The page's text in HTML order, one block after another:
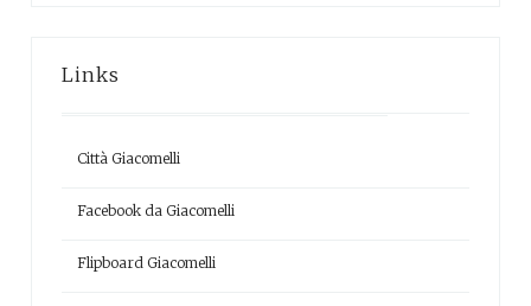
Links
Città Giacomelli
Facebook da Giacomelli
Flipboard Giacomelli